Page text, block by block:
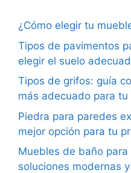
¿Cómo elegir tu
Tipos de pavimentos
elegir el suelo
Tipos de grifos: guía
más adecuado para
Piedra para paredes
mejor opción para tu
Muebles de baño
soluciones modernas